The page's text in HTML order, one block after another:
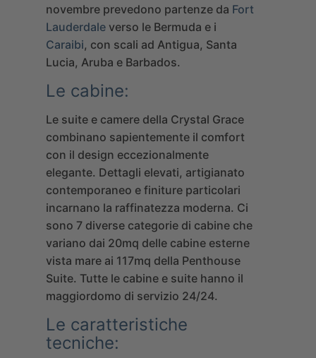
novembre prevedono partenze da Fort
Lauderdale verso le Bermuda e i
Caraibi, con scali ad Antigua, Santa
Lucia, Aruba e Barbados.
Le cabine:
Le suite e camere della Crystal Grace
combinano sapientemente il comfort
con il design eccezionalmente
elegante. Dettagli elevati, artigianato
contemporaneo e finiture particolari
incarnano la raffinatezza moderna. Ci
sono 7 diverse categorie di cabine che
variano dai 20mq delle cabine esterne
vista mare ai 117mq della Penthouse
Suite. Tutte le cabine e suite hanno il
maggiordomo di servizio 24/24.
Le caratteristiche
tecniche: